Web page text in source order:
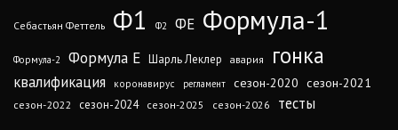
Себастьян Феттель Ф1 Ф2 ФЕ Формула-1
Формула-2 Формула Е Шарль Леклер авария гонка
квалификация коронавирус регламент сезон-2020 сезон-2021
сезон-2022 сезон-2024 сезон-2025 сезон-2026 тесты